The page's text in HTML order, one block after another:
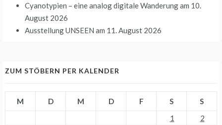
Cyanotypien – eine analog digitale Wanderungam 10.
August 2026
Ausstellung UNSEEN am 11. August 2026
ZUM STÖBERN PER KALENDER
M D M D F S
S
1
2